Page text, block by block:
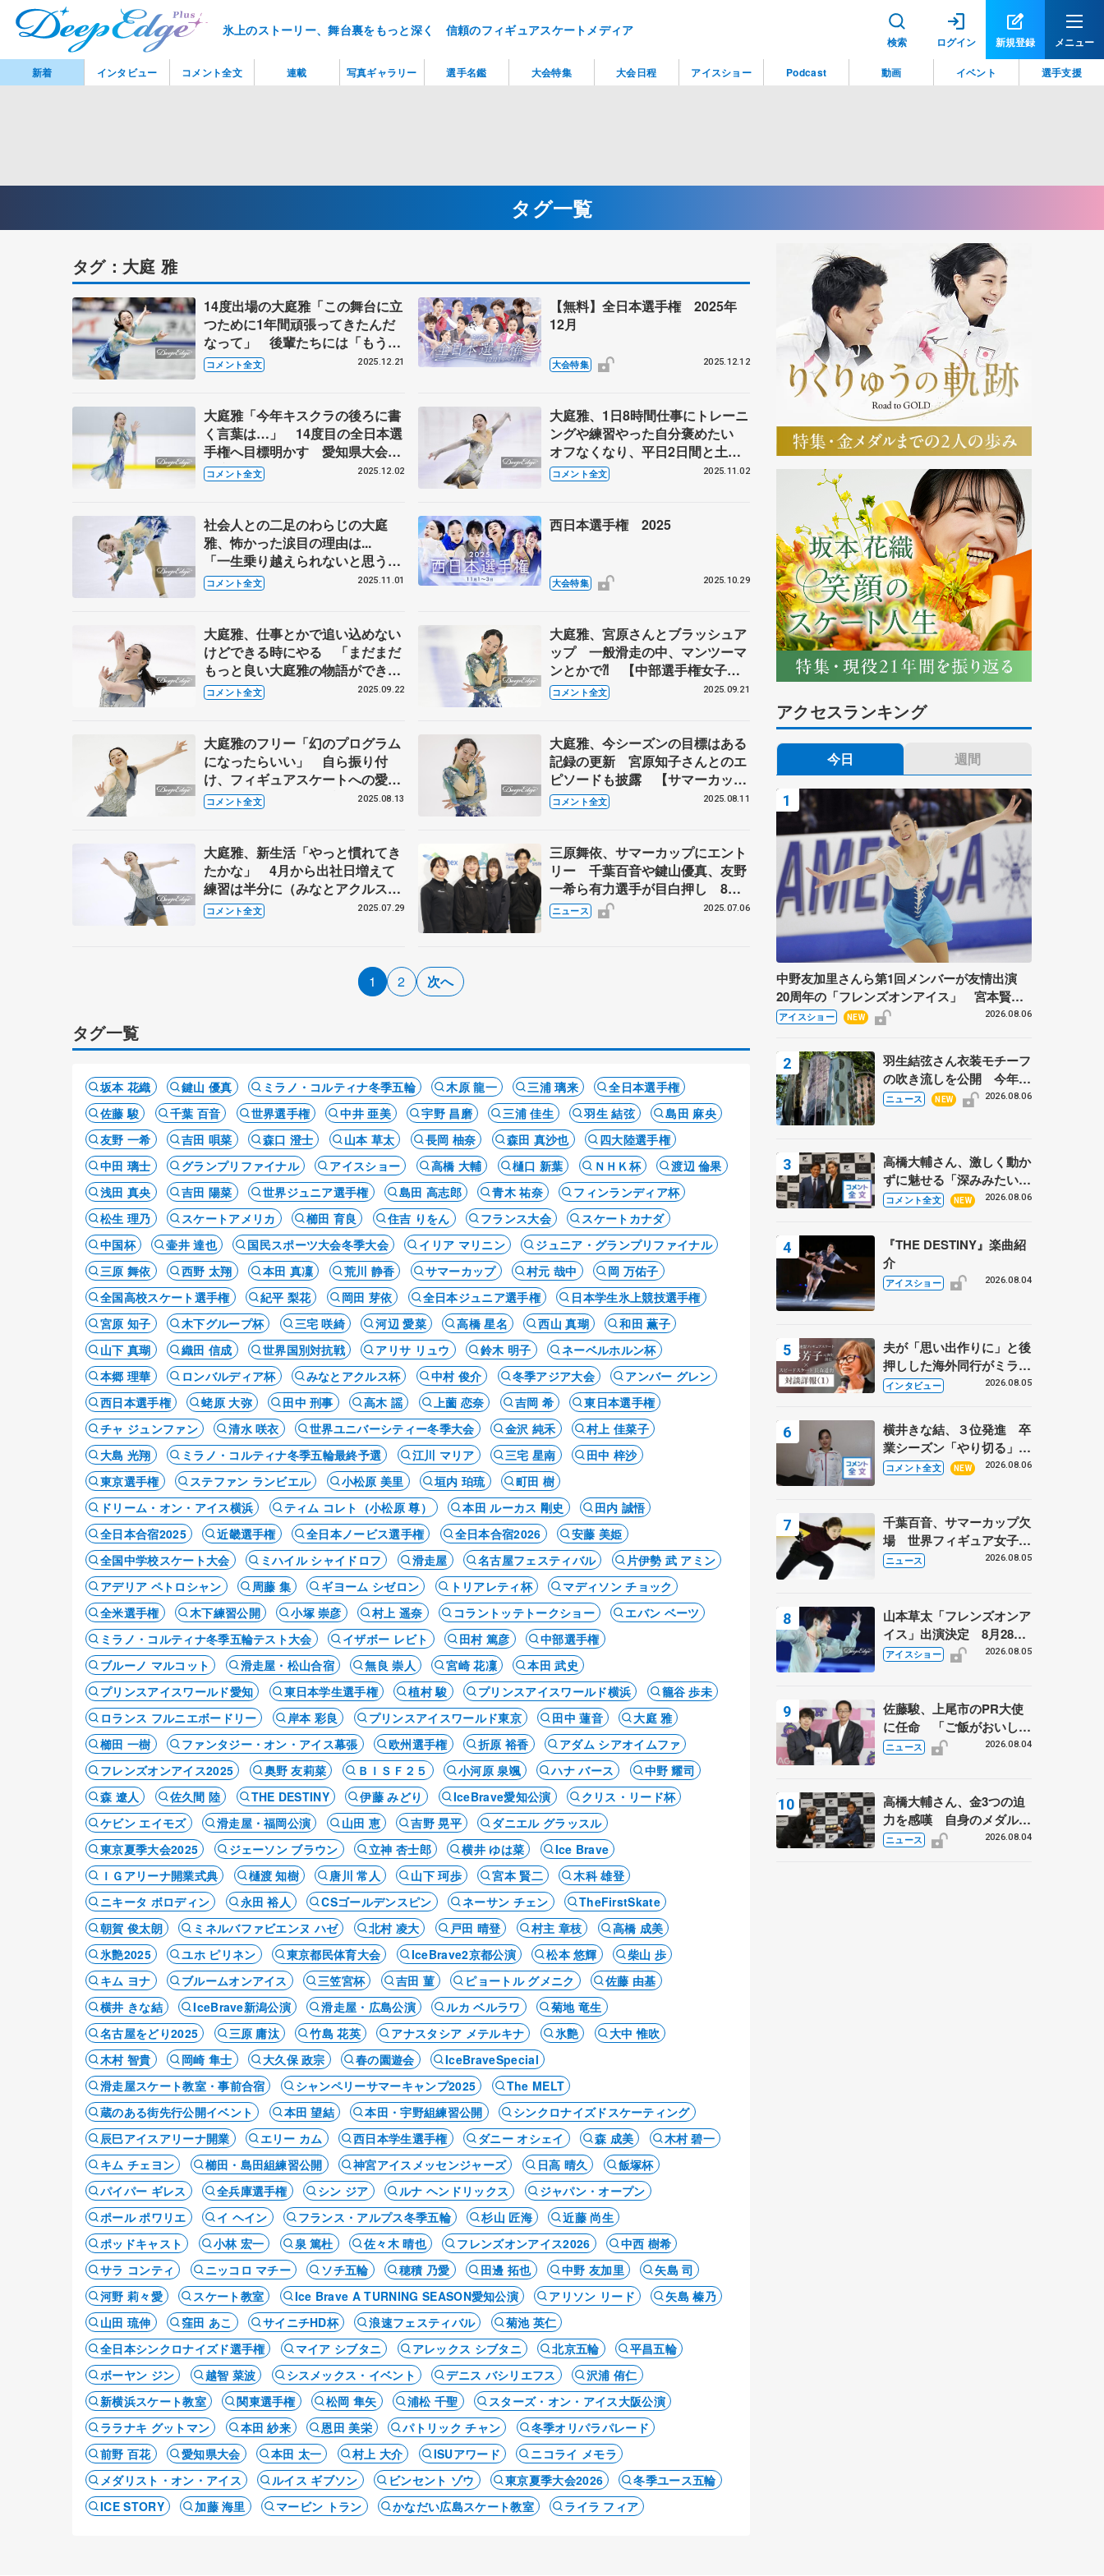
氷上のストーリー、舞台裏をもっと深く 信頼のフィギュアスケートメディア
検索 ログイン 新規登録 メニュー
タグ一覧
タグ：大庭 雅
14度出場の大庭雅「この舞台に立
つために1年間頑張ってきたんだ
なって」 後輩たちには「もう中
京生の母としてみんなを見守って
ます（笑）」【全日本フィギュア
コメント全文 2025.12.21
【無料】全日本選手権 2025年
12月
大会特集 2025.12.12
大庭雅「今年キスクラの後ろに書
く言葉は…」 14度目の全日本選
手権へ目標明かす 愛知県大会で
手応え
コメント全文 2025.12.02
大庭雅、1日8時間仕事にトレーニ
ングや練習やった自分褒めたい
オフなくなり、平日2日間と土日
は氷に乗って全日本選手権出場
へ 【西日本選手権女子フリー】
コメント全文 2025.11.02
社会人との二足のわらじの大庭
雅、怖かった涙目の理由は...
「一生乗り越えられないと思うけ
ど、苦しみながら来た」 【西日
本選手権女子SP】
コメント全文 2025.11.01
西日本選手権 2025
大会特集 2025.10.29
大庭雅、仕事とかで追い込めない
けどできる時にやる 「まだまだ
もっと良い大庭雅の物語ができる
んじゃ」 【中部選手権女子フリ
ー】
コメント全文 2025.09.22
大庭雅、宮原さんとブラッシュア
ップ 一般滑走の中、マンツーマ
ンとかで⁈ 【中部選手権女子
SP】
コメント全文 2025.09.21
大庭雅のフリー「幻のプログラム
になったらいい」 自ら振り付
け、フィギュアスケートへの愛を
表現 【サマーカップ女子フリー
後】
コメント全文 2025.08.13
大庭雅、今シーズンの目標はある
記録の更新 宮原知子さんとのエ
ピソードも披露 【サマーカップ
女子SP後】
コメント全文 2025.08.11
大庭雅、新生活「やっと慣れてき
たかな」 4月から出社日増えて
練習は半分に（みなとアクルス
杯・フリー後コメント全文）
コメント全文 2025.07.29
三原舞依、サマーカップにエント
リー 千葉百音や鍵山優真、友野
一希ら有力選手が目白押し 8月9
～12日に大津市で開催
ニュース 2025.07.06
1 2 次へ
タグ一覧
坂本 花織 鍵山 優真 ミラノ・コルティナ冬季五輪 木原 龍一 三浦 璃来
全日本選手権
佐藤 駿
千葉 百音 世界選手権 中井 亜美 宇野 昌磨 三浦 佳生 羽生 結弦
島田 麻央
友野 一希
吉田 唄菜 森口 澄士 山本 草太 長岡 柚奈 森田 真沙也
四大陸選手権
中田 璃士
グランプリファイナル アイスショー 高橋 大輔 樋口 新葉 ＮＨＫ杯
渡辺 倫果
浅田 真央
吉田 陽菜 世界ジュニア選手権 島田 高志郎 青木 祐奈
フィンランディア杯
松生 理乃
スケートアメリカ 櫛田 育良 住吉 りをん フランス大会
スケートカナダ
中国杯
壷井 達也 国民スポーツ大会冬季大会 イリア マリニン
ジュニア・グランプリファイナル
三原 舞依
西野 太翔 本田 真凜 荒川 静香 サマーカップ 村元 哉中
岡 万佑子
全国高校スケート選手権
紀平 梨花 岡田 芽依 全日本ジュニア選手権
日本学生氷上競技選手権
宮原 知子
木下グループ杯 三宅 咲綺 河辺 愛菜 高橋 星名 西山 真瑚
和田 薫子
山下 真瑚
織田 信成 世界国別対抗戦 アリサ リュウ 鈴木 明子
ネーベルホルン杯
本郷 理華
ロンバルディア杯 みなとアクルス杯 中村 俊介 冬季アジア大会
アンバー グレン
西日本選手権
蛯原 大弥 田中 刑事 高木 謡 上薗 恋奈 吉岡 希
東日本選手権
チャ ジュンファン
清水 咲衣 世界ユニバーシティー冬季大会 金沢 純禾
村上 佳菜子
大島 光翔
ミラノ・コルティナ冬季五輪最終予選 江川 マリア 三宅 星南
田中 梓沙
東京選手権
ステファン ランビエル 小松原 美里 垣内 珀琉
町田 樹
ドリーム・オン・アイス横浜
ティム コレト（小松原 尊） 本田 ルーカス 剛史
田内 誠悟
全日本合宿2025
近畿選手権 全日本ノービス選手権 全日本合宿2026
安藤 美姫
全国中学校スケート大会
ミハイル シャイドロフ 滑走屋 名古屋フェスティバル
片伊勢 武 アミン
アデリア ペトロシャン
周藤 集 ギヨーム シゼロン トリアレティ杯
マディソン チョック
全米選手権
木下練習公開 小塚 崇彦 村上 遥奈 コラントッテトークショー
エバン ベーツ
ミラノ・コルティナ冬季五輪テスト大会
イザボー レビト 田村 篤彦
中部選手権
ブルーノ マルコット
滑走屋・松山合宿 無良 崇人 宮崎 花凜
本田 武史
プリンスアイスワールド愛知
東日本学生選手権 植村 駿 プリンスアイスワールド横浜
籠谷 歩未
ロランス フルニエボードリー
岸本 彩良 プリンスアイスワールド東京 田中 蓮音
大庭 雅
櫛田 一樹
ファンタジー・オン・アイス幕張 欧州選手権 折原 裕香
アダム シアオイムファ
フレンズオンアイス2025
奥野 友莉菜 ＢＩＳＦ２５ 小河原 泉颯 ハナ バース
中野 耀司
森 遼人
佐久間 陸 THE DESTINY 伊藤 みどり IceBrave愛知公演
クリス・リード杯
ケビン エイモズ
滑走屋・福岡公演 山田 恵 吉野 晃平
ダニエル グラッスル
東京夏季大会2025
ジェーソン ブラウン 立神 杏士郎 横井 ゆは菜
Ice Brave
ＩＧアリーナ開業式典
樋渡 知樹 唐川 常人 山下 珂歩 宮本 賢二
木科 雄登
ニキータ ボロディン
永田 裕人 CSゴールデンスピン ネーサン チェン
TheFirstSkate
朝賀 俊太朗
ミネルバファビエンヌ ハゼ 北村 凌大 戸田 晴登 村主 章枝
高橋 成美
氷艶2025
ユホ ピリネン 東京都民体育大会 IceBrave2京都公演 松本 悠輝
柴山 歩
キム ヨナ
ブルームオンアイス 三笠宮杯 吉田 菫 ピョートル グメニク
佐藤 由基
横井 きな結
IceBrave新潟公演 滑走屋・広島公演 ルカ ベルラワ
菊地 竜生
名古屋をどり2025
三原 庸汰 竹島 花英 アナスタシア メテルキナ 氷艶
大中 惟吹
木村 智貴
岡崎 隼士 大久保 政宗 春の園遊会
IceBraveSpecial
滑走屋スケート教室・事前合宿
シャンペリーサマーキャンプ2025
The MELT
蔵のある街先行公開イベント
本田 望結 本田・宇野組練習公開
シンクロナイズドスケーティング
辰巳アイスアリーナ開業
エリー カム 西日本学生選手権 ダニー オシェイ 森 成美
木村 碧一
キム チェヨン
櫛田・島田組練習公開 神宮アイスメッセンジャーズ 日高 晴久
飯塚杯
パイパー ギレス
全兵庫選手権 シン ジア ルナ ヘンドリックス
ジャパン・オープン
ポール ポワリエ
イ ヘイン フランス・アルプス冬季五輪 杉山 匠海
近藤 尚生
ポッドキャスト
小林 宏一 泉 篤杜 佐々木 晴也 フレンズオンアイス2026
中西 樹希
サラ コンティ
ニッコロ マチー ソチ五輪 穂積 乃愛 田邊 拓也 中野 友加里
矢島 司
河野 莉々愛
スケート教室 Ice Brave A TURNING SEASON愛知公演 アリソン リード
矢島 榛乃
山田 琉伸
窪田 あこ サイニチHD杯 浪速フェスティバル
菊池 英仁
全日本シンクロナイズド選手権
マイア シブタニ アレックス シブタニ 北京五輪
平昌五輪
ボーヤン ジン
越智 菜波 シスメックス・イベント デニス バシリエフス
沢浦 侑仁
新横浜スケート教室
関東選手権 松岡 隼矢 浦松 千聖
スターズ・オン・アイス大阪公演
ララナキ グットマン
本田 紗来 恩田 美栄 パトリック チャン
冬季オリパラパレード
前野 百花
愛知県大会 本田 太一 村上 大介 ISUアワード
ニコライ メモラ
メダリスト・オン・アイス
ルイス ギブソン ビンセント ゾウ 東京夏季大会2026
冬季ユース五輪
ICE STORY
加藤 海里 マービン トラン かなだい広島スケート教室 ライラ フィア
アクセスランキング
今日 週間
中野友加里さんら第1回メンバーが友情出演
20周年の「フレンズオンアイス」 宮本賢二
さん、有川梨絵さん、田村岳斗さんも
アイスショー NEW 2026.08.06
羽生結弦さん衣装モチーフ
の吹き流しを公開 今年は
「春よ、来い」、仙台の瑞
ニュース NEW 2026.08.06
高橋大輔さん、激しく動か
ずに魅せる「深みみたいな
ものは出てきている？」
あい
コメント全文 NEW 2026.08.06
『THE DESTINY』楽曲紹
介
アイスショー 2026.08.04
夫が「思い出作りに」と後
押しした海外同行がミラノ
まで… 繁華街のリンクで
に 小林芳子さんが振り返
るスケート人生
インタビュー 2026.08.05
横井きな結、３位発進 卒
業シーズン「やり切る」
【みなとアクルス杯SP】
コメント全文 NEW 2026.08.06
千葉百音、サマーカップ欠
場 世界フィギュア女子2
位
ニュース 2026.08.05
山本草太「フレンズオンア
イス」出演決定 8月28日
（金）2公演のみ 荒川静
アイスショー 2026.08.05
佐藤駿、上尾市のPR大使
に任命 「ご飯がおいし
く、住みやすいのが魅力」
ニュース 2026.08.04
高橋大輔さん、金3つの迫
力を感嘆 自身のメダルは
「どちらに？」 〝リス兄
ニュース 2026.08.04
新着 インタビュー コメント全文 連載 写真ギャラリー 選手名鑑 大会特集 大会日程 アイスショー Podcast 動画 イベント 選手支援